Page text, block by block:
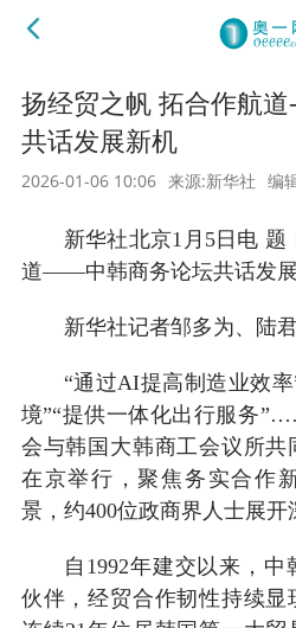
扬经贸之帆 拓合作航
共话发展新机
2026-01-06 10:06 来源:新华社 编
新华社北京1月5日电
道——中韩商务论坛共话发
新华社记者邹多为、陆
“通过AI提高制造业效
境”“提供一体化出行服务
会与韩国大韩商工会议所
在京举行，聚焦务实合作
景，约400位政商界人士展开
自1992年建交以来，
伙伴，经贸合作韧性持续显